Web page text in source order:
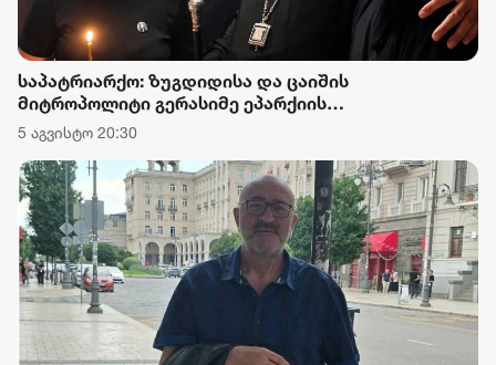
საპატრიარქო: ზუგდიდისა და ცაიშის
მიტროპოლიტი გერასიმე ეპარქიის
სამღვდელოებასთან ერთად ლანა ლატარიას
სახლში იმყოფებოდა, მის ოჯახს მიუსამძიმრა და
გარდაცვლილის სულის საოხად პანაშვიდი
აღავლინა
5 აგვისტო 20:30